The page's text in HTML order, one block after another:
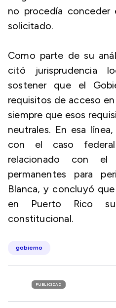
no procedía conceder
solicitado.
Como parte de su
citó jurisprudencia
sostener que el
requisitos de acceso
siempre que esos
neutrales. En esa
con el caso
relacionado con el
permanentes para
Blanca, y concluyó
en Puerto Rico
constitucional.
gobierno
PUBLICIDAD